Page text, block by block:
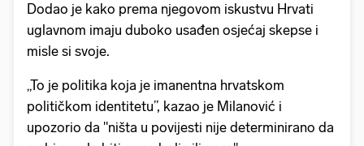
Dodao je kako prema njegovom iskustvu Hrvati
uglavnom imaju duboko usađen osjećaj skepse i
misle si svoje.
„To je politika koja je imanentna hrvatskom
političkom identitetu”, kazao je Milanović i
upozorio da "ništa u povijesti nije determinirano da